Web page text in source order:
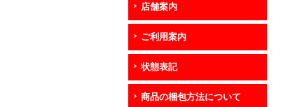
店舗案内
ご利用案内
状態表記
商品の梱包方法について